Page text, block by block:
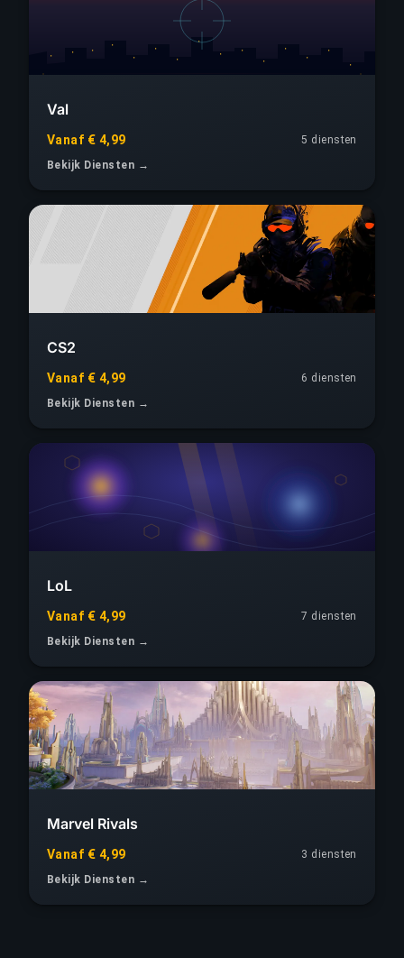
Val
Vanaf € 4,99
5 diensten
Bekijk Diensten →
CS2
Vanaf € 4,99
6 diensten
Bekijk Diensten →
LoL
Vanaf € 4,99
7 diensten
Bekijk Diensten →
Marvel Rivals
Vanaf € 4,99
3 diensten
Bekijk Diensten →